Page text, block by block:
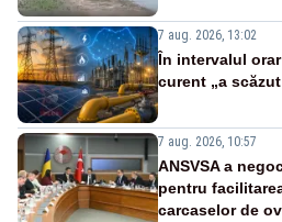
7 aug. 2026, 13:02
În intervalul
curent „a
7 aug. 2026, 10:57
ANSVSA a
pentru
carcaselor de